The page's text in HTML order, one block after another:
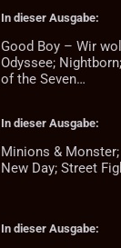
In dieser Ausgabe:
Good Boy – Wir
Odyssee;
of the Seven…
In dieser Ausgabe:
Minions & Monster;
New Day; Street
In dieser Ausgabe: